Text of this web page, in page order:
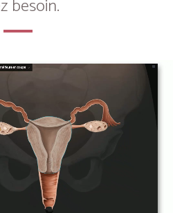
besoin.